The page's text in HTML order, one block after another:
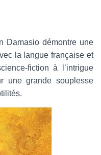
Damasio démontre une
la langue française et
fiction à l’intrigue
une grande souplesse